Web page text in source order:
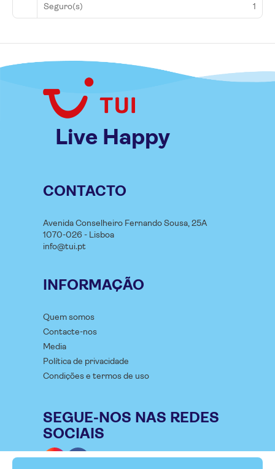
Seguro(s) 1
Live Happy
CONTACTO
Avenida Conselheiro Fernando Sousa, 25A
1070-026 - Lisboa
info@tui.pt
INFORMAÇÃO
Quem somos
Contacte-nos
Media
Política de privacidade
Condições e termos de uso
SEGUE-NOS NAS REDES
SOCIAIS